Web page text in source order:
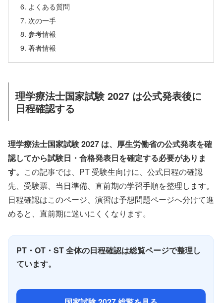
よくある質問
次の一手
参考情報
著者情報
理学療法士国家試験 2027 は公式発表後に
日程確認する
理学療法士国家試験 2027 は、厚生労働省の公式発表を確
認してから試験日・合格発表日を確定する必要がありま
す。 この記事では、PT 受験生向けに、公式日程の確認
先、受験票、当日準備、直前期の学習手順を整理します。
日程確認はこのページ、演習は予想問題ページへ分けて進
めると、直前期に迷いにくくなります。
PT・OT・ST 全体の日程確認は総覧ページで整理し
ています。